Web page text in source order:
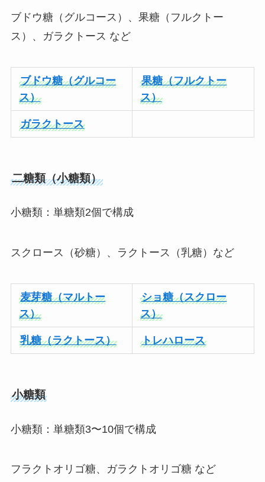
ブドウ糖（グルコース）、果糖（フルクトー
ス）、ガラクトース など
ブドウ糖（グルコー
ス）
果糖（フルクトー
ス）
ガラクトース
二糖類（小糖類）
小糖類：単糖類2個で構成
スクロース（砂糖）、ラクトース（乳糖）など
麦芽糖（マルトー
ス）
ショ糖（スクロー
ス）
乳糖（ラクトース） トレハロース
小糖類
小糖類：単糖類3〜10個で構成
フラクトオリゴ糖、ガラクトオリゴ糖 など